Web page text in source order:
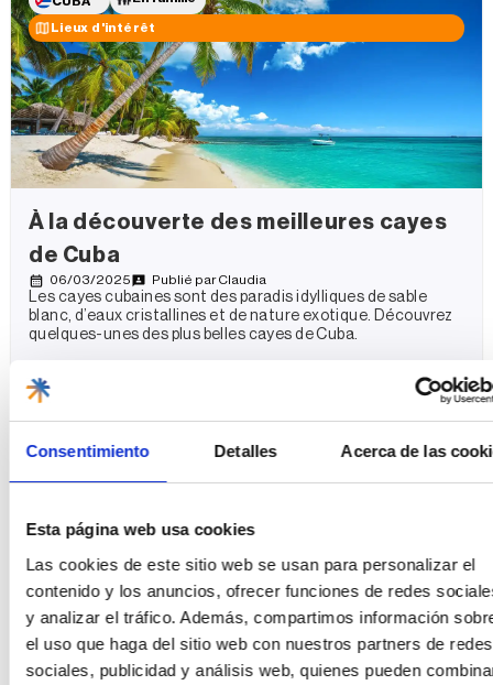
Consentimiento Detalles Acerca de las
Esta página web usa cookies
Las cookies de este sitio web se usan para personalizar el
contenido y los anuncios, ofrecer funciones de redes
y analizar el tráfico. Además, compartimos información
el uso que haga del sitio web con nuestros partners de redes
sociales, publicidad y análisis web, quienes pueden
Lieux d'intérêt
À la découverte des meilleures cayes
de Cuba
06/03/2025 Publié parClaudia
Les cayes cubaines sont des paradis idylliques de sable
blanc, d’eaux cristallines et de nature exotique. Découvrez
quelques-unes des plus belles cayes de Cuba.
Lire la suite
MEXIQUE En famille